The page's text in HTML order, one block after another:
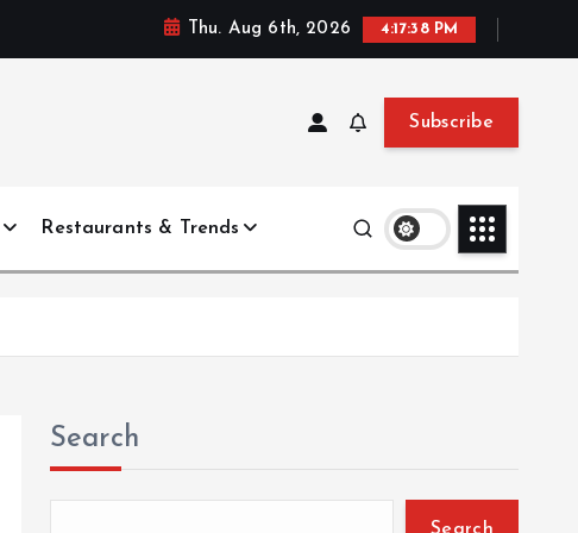
Thu. Aug 6th, 2026 4:17:39 PM
Subscribe
Restaurants & Trends
Search